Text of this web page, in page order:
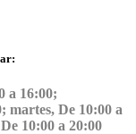
a 16:00;
martes, De 10:00 a
10:00 a 20:00